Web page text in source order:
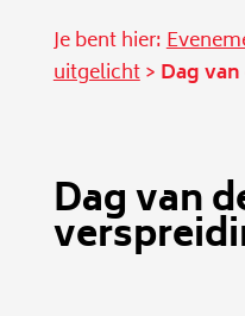
Je bent hier:
uitgelicht> Dag
Dag van